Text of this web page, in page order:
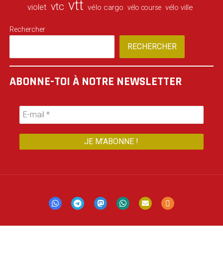
violet vtc vtt vélo cargo vélo course vélo ville
Rechercher
RECHERCHER
ABONNE-TOI À NOTRE NEWSLETTER